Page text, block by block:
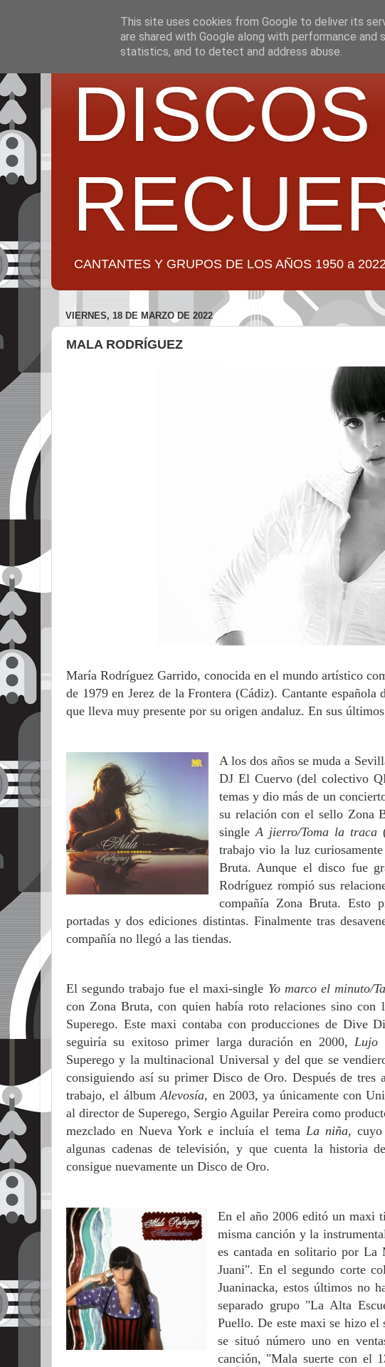
CANTANTES Y GRUPOS DE LOS AÑOS 1950 a
VIERNES, 18 DE MARZO DE 2022
MALA RODRÍGUEZ
María Rodríguez Garrido, conocida en el mundo artístico
de 1979 en Jerez de la Frontera (Cádiz). Cantante
que lleva muy presente por su origen andaluz. En sus
A los dos años se muda a
DJ El Cuervo (del colectivo
temas y dio más de un
su relación con el sello Zona
singleA jierro/Toma la traca
trabajo vio la luz
Bruta. Aunque el disco fue
Rodríguez rompió sus
compañía Zona Bruta. Esto
portadas y dos ediciones distintas. Finalmente tras
compañía no llegó a las tiendas.
El segundo trabajo fue el maxi-single Yo marco el minuto/
con Zona Bruta, con quien había roto relaciones sino con
Superego. Este maxi contaba con producciones de Dive
seguiría su exitoso primer larga duración en 2000,Lujo
Superego y la multinacional Universal y del que se
consiguiendo así su primer Disco de Oro. Después de tres
trabajo, el álbumAlevosía, en 2003, ya únicamente con
al director de Superego, Sergio Aguilar Pereira como
mezclado en Nueva York e incluía el tema La niña, cuyo
algunas cadenas de televisión, y que cuenta la historia
consigue nuevamente un Disco de Oro.
En el año 2006 editó un maxi
misma canción y la
es cantada en solitario por
Juani". En el segundo corte
Juaninacka, estos últimos no
separado grupo "La Alta
Puello. De este maxi se hizo
se situó número uno en
canción, "Mala suerte con el
This site uses cookies from Google to deliver its
are shared with Google along with performance
statistics, and to detect and address abuse.